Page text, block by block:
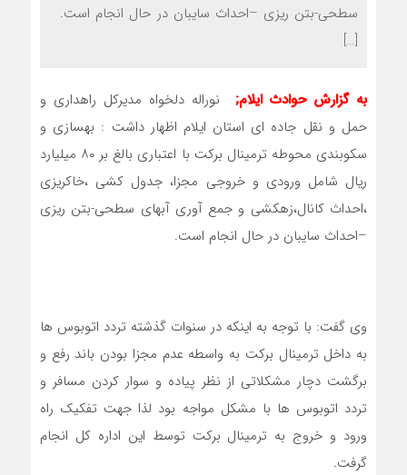
سطحی-بتن ریزی –احداث سایبان در حال انجام است.
[…]
به گزارش حوادث ایلام;
نوراله دلخواه مدیرکل راهداری و
حمل و نقل جاده ای استان ایلام اظهار داشت : بهسازی و
سکوبندی محوطه ترمینال برکت با اعتباری بالغ بر ۸۰ میلیارد
ریال شامل ورودی و خروجی مجزا، جدول کشی ،خاکریزی
،احداث کانال،زهکشی و جمع آوری آبهای سطحی-بتن ریزی
–احداث سایبان در حال انجام است.
وی گفت: با توجه به اینکه در سنوات گذشته تردد اتوبوس ها
به داخل ترمینال برکت به واسطه عدم مجزا بودن باند رفع و
برگشت دچار مشکلاتی از نظر پیاده و سوار کردن مسافر و
تردد اتوبوس ها با مشکل مواجه بود لذا جهت تفکیک راه
ورود و خروج به ترمینال برکت توسط این اداره کل انجام
گرفت.